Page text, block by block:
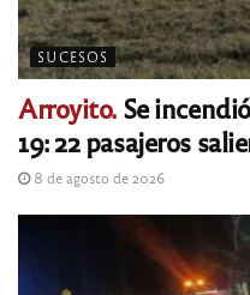
SUCESOS
Arroyito. Se
19: 22 pasajeros
8 de agosto de 2026